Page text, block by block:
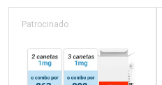
Laboratório
Por Menos
Patrocinado